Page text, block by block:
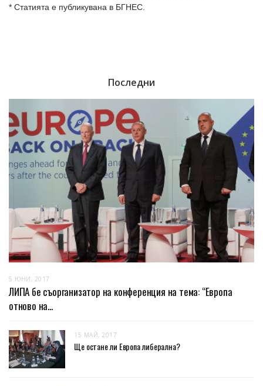
* Статията е публикувана в БГНЕС.
Последни
5 ЮНИ, 2017
ЛИПА бе съорганизатор на конференция на тема: “Европа
отново на...
15 МАЙ, 2017
Ще остане ли Европа либерална?